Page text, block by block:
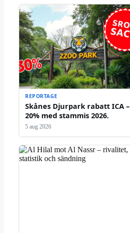
REPORTAGE
Skånes Djurpark rabatt ICA –
20% med stammis 2026.
5 aug 2026